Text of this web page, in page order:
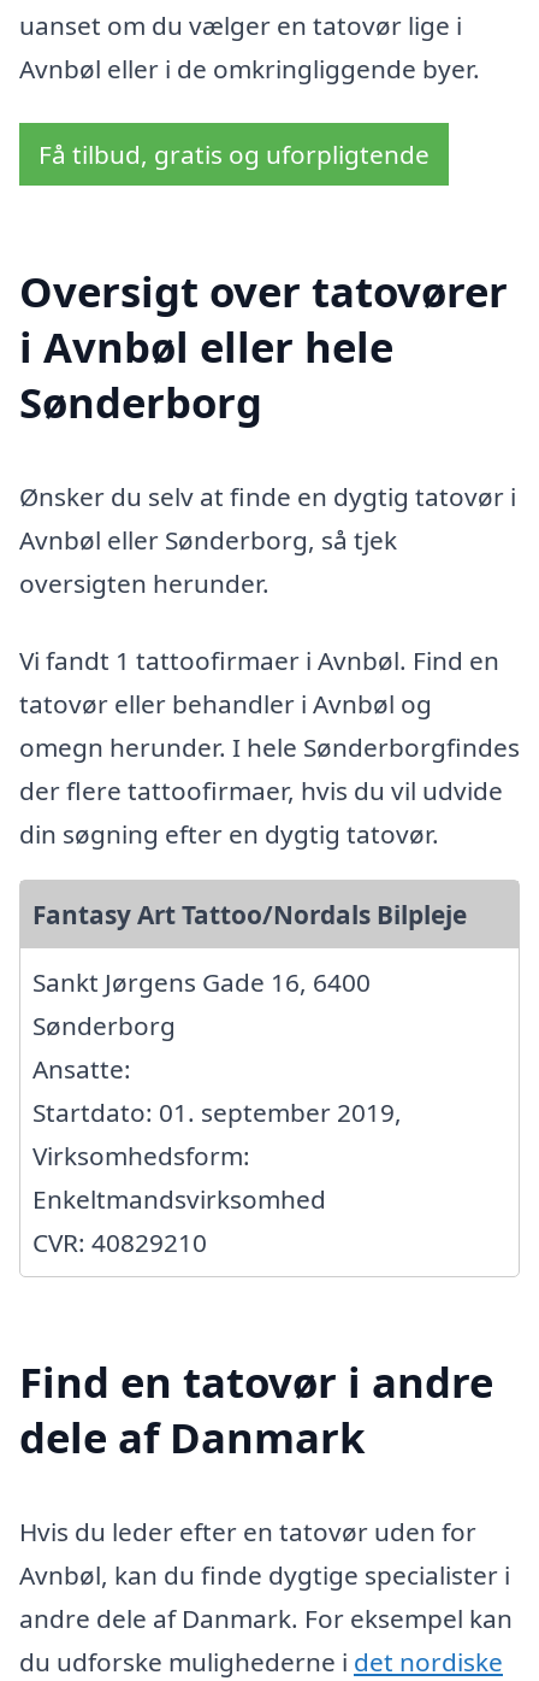
uanset om du vælger en tatovør lige i
Avnbøl eller i de omkringliggende byer.
Få tilbud, gratis og uforpligtende
Oversigt over tatovører
i Avnbøl eller hele
Sønderborg
Ønsker du selv at finde en dygtig tatovør i
Avnbøl eller Sønderborg, så tjek
oversigten herunder.
Vi fandt 1 tattoofirmaer i Avnbøl. Find en
tatovør eller behandler i Avnbøl og
omegn herunder. I hele Sønderborgfindes
der flere tattoofirmaer, hvis du vil udvide
din søgning efter en dygtig tatovør.
Fantasy Art Tattoo/Nordals Bilpleje
Sankt Jørgens Gade 16, 6400
Sønderborg
Ansatte:
Startdato: 01. september 2019,
Virksomhedsform:
Enkeltmandsvirksomhed
CVR: 40829210
Find en tatovør i andre
dele af Danmark
Hvis du leder efter en tatovør uden for
Avnbøl, kan du finde dygtige specialister i
andre dele af Danmark. For eksempel kan
du udforske mulighederne i det nordiske